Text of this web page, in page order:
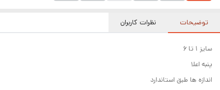
توضیحات نظرات کاربران
سایز ۱ تا ۶
پنبه اعلا
اندازه ها طبق استاندارد